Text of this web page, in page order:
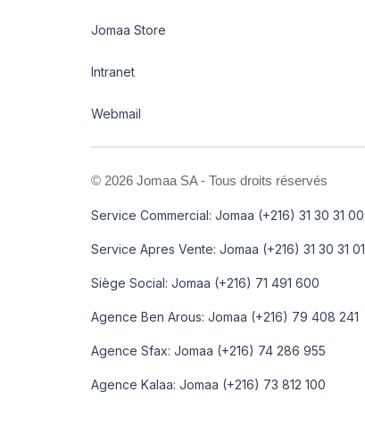
Jomaa Store
Intranet
Webmail
© 2026 Jomaa SA - Tous droits réservés
Service Commercial: Jomaa (+216) 31 30 31 00
Service Apres Vente: Jomaa (+216) 31 30 31 01
Siège Social: Jomaa (+216) 71 491 600
Agence Ben Arous: Jomaa (+216) 79 408 241
Agence Sfax: Jomaa (+216) 74 286 955
Agence Kalaa: Jomaa (+216) 73 812 100